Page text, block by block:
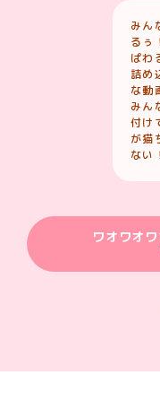
みん
るぅ！
ぱわ
詰め
な動
みん
付け
が猫
ない！
ワオワオ